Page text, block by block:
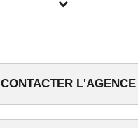
POUR PLUS DE PHOTOS
CONTACTER L'AGENCE